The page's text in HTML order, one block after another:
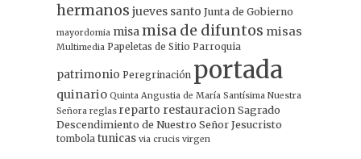
hermanos jueves santo Junta de Gobierno
mayordomia misamisa de difuntos misas
Multimedia Papeletas de Sitio Parroquia
patrimonio Peregrinación portada
quinario Quinta Angustia de María Santísima Nuestra
Señora reglas reparto restauracion Sagrado
Descendimiento de Nuestro Señor Jesucristo
tombola tunicas via crucis virgen